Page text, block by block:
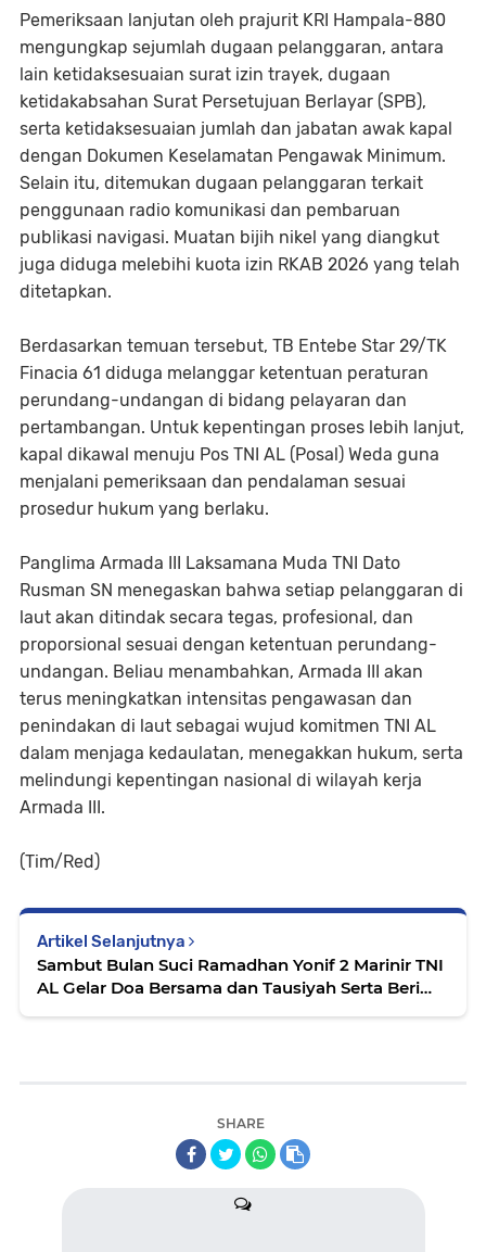
Pemeriksaan lanjutan oleh prajurit KRI Hampala-880
mengungkap sejumlah dugaan pelanggaran, antara
lain ketidaksesuaian surat izin trayek, dugaan
ketidakabsahan Surat Persetujuan Berlayar (SPB),
serta ketidaksesuaian jumlah dan jabatan awak kapal
dengan Dokumen Keselamatan Pengawak Minimum.
Selain itu, ditemukan dugaan pelanggaran terkait
penggunaan radio komunikasi dan pembaruan
publikasi navigasi. Muatan bijih nikel yang diangkut
juga diduga melebihi kuota izin RKAB 2026 yang telah
ditetapkan.
Berdasarkan temuan tersebut, TB Entebe Star 29/TK
Finacia 61 diduga melanggar ketentuan peraturan
perundang-undangan di bidang pelayaran dan
pertambangan. Untuk kepentingan proses lebih lanjut,
kapal dikawal menuju Pos TNI AL (Posal) Weda guna
menjalani pemeriksaan dan pendalaman sesuai
prosedur hukum yang berlaku.
Panglima Armada III Laksamana Muda TNI Dato
Rusman SN menegaskan bahwa setiap pelanggaran di
laut akan ditindak secara tegas, profesional, dan
proporsional sesuai dengan ketentuan perundang-
undangan. Beliau menambahkan, Armada III akan
terus meningkatkan intensitas pengawasan dan
penindakan di laut sebagai wujud komitmen TNI AL
dalam menjaga kedaulatan, menegakkan hukum, serta
melindungi kepentingan nasional di wilayah kerja
Armada III.
(Tim/Red)
Artikel Selanjutnya
Sambut Bulan Suci Ramadhan Yonif 2 Marinir TNI
AL Gelar Doa Bersama dan Tausiyah Serta Beri
SHARE